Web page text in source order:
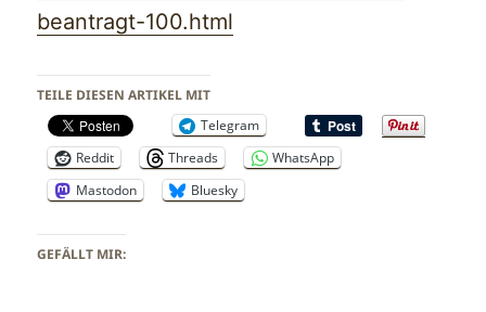
beantragt-100.html
TEILE DIESEN ARTIKEL MIT
Telegram
Reddit
Threads
WhatsApp
Mastodon
Bluesky
GEFÄLLT MIR: